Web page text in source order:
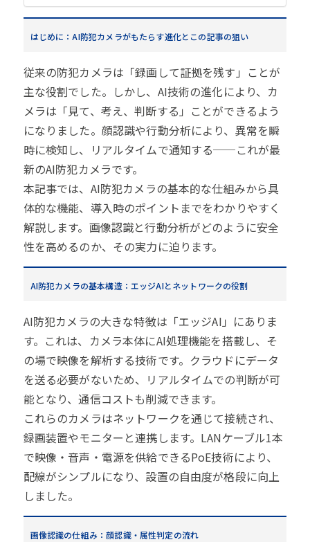
はじめに：AI防犯カメラがもたらす進化とこの記事の狙い
従来の防犯カメラは「録画して証拠を残す」ことが
主な役割でした。しかし、AI技術の進化により、カ
メラは「見て、考え、判断する」ことができるよう
になりました。顔認識や行動分析により、異常を瞬
時に検知し、リアルタイムで通知する──これが最
新のAI防犯カメラです。
本記事では、AI防犯カメラの基本的な仕組みから具
体的な機能、導入時のポイントまでをわかりやすく
解説します。画像認識と行動分析がどのように安全
性を高めるのか、その実力に迫ります。
AI防犯カメラの基本構造：エッジAIとネットワークの役割
AI防犯カメラの大きな特徴は「エッジAI」にありま
す。これは、カメラ本体にAI処理機能を搭載し、そ
の場で映像を解析する技術です。クラウドにデータ
を送る必要がないため、リアルタイムでの判断が可
能となり、通信コストも削減できます。
これらのカメラはネットワークを通じて接続され、
録画装置やモニターと連携します。LANケーブル1本
で映像・音声・電源を供給できるPoE技術により、
配線がシンプルになり、設置の自由度が格段に向上
しました。
画像認識の仕組み：顔認識・属性判定の流れ